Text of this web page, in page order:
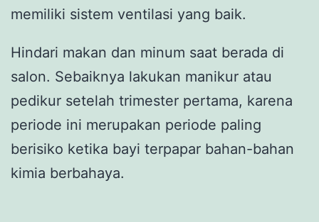
memiliki sistem ventilasi yang baik.
Hindari makan dan minum saat berada di
salon. Sebaiknya lakukan manikur atau
pedikur setelah trimester pertama, karena
periode ini merupakan periode paling
berisiko ketika bayi terpapar bahan-bahan
kimia berbahaya.